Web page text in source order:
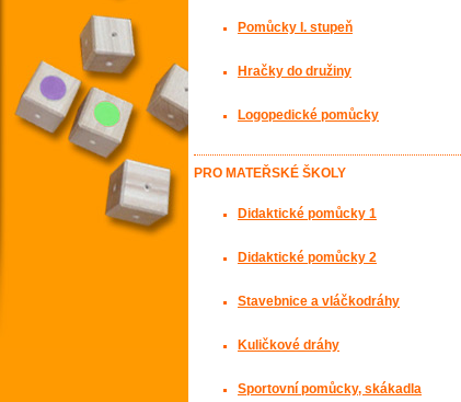
Pomůcky I. stupeň
Hračky do družiny
Logopedické pomůcky
PRO MATEŘSKÉ ŠKOLY
Didaktické pomůcky 1
Didaktické pomůcky 2
Stavebnice a vláčkodráhy
Kuličkové dráhy
Sportovní pomůcky, skákadla